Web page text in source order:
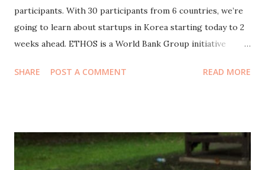
tukang sayur, pedagang keliling, tukang pijit, tukang tambal
ban, dan lain sebagainya, yang melayani kelas menengah ini.
Sesungguhnya mereka sangat tergantung dari para lumpen
mengambil cuti panjangnya. Betapa susahnya hidup tanpa
participants. With 30 participants from 6 countries, we’re
going to learn about startups in Korea starting today to 2
weeks ahead. ETHOS is a World Bank Group initiative
Facility (KWPF) and implemented by SUNY Korea in
transfer of technology, develop entrepreneurship skills,
and strengthen capacity building to the participants from
SHARE POST A COMMENT READ MORE